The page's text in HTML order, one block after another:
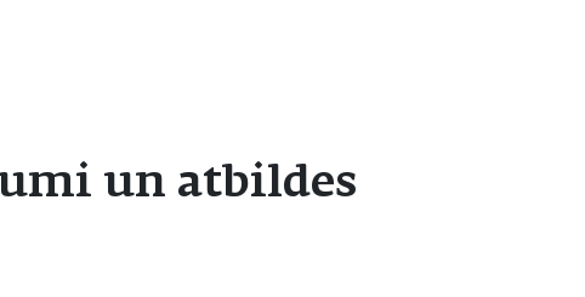
un atbildes